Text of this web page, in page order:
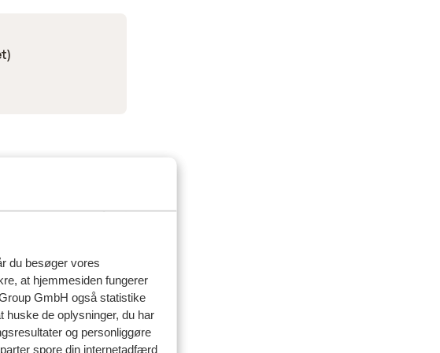
du besøger vores
at hjemmesiden fungerer
GmbH også statistike
de oplysninger, du har
og personliggøre
spore din internetadfærd
om anmeldelser